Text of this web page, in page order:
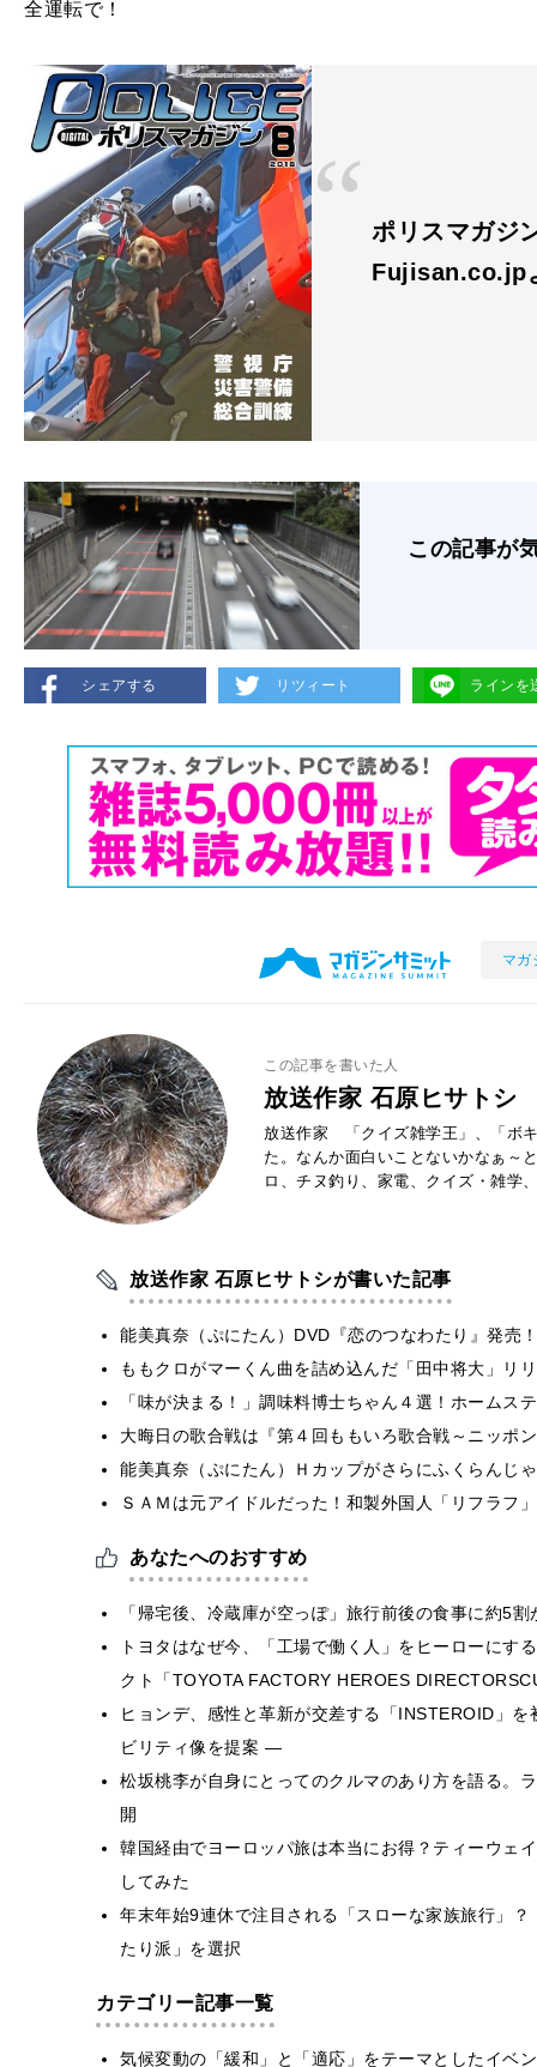
全運転で！
ポリスマガジ
Fujisan.co.jp
この記事が
シェアする リツィート ラインを
マガ
この記事を書いた人
放送作家 石原ヒサトシ
放送作家 「クイズ雑学王」、「ボ
た。なんか面白いことないかなぁ～
ロ、チヌ釣り、家電、クイズ・雑学
放送作家 石原ヒサトシが書いた記事
能美真奈（ぷにたん）DVD『恋のつなわたり』発売
ももクロがマーくん曲を詰め込んだ「田中将大」
「味が決まる！」調味料博士ちゃん４選！ホームス
大晦日の歌合戦は『第４回ももいろ歌合戦～ニッポ
能美真奈（ぷにたん）Ｈカップがさらにふくらんじ
ＳＡＭは元アイドルだった！和製外国人「リフラフ
あなたへのおすすめ
「帰宅後、冷蔵庫が空っぽ」旅行前後の食事に約5
トヨタはなぜ今、「工場で働く人」をヒーローにす
クト「TOYOTA FACTORY HEROES
ヒョンデ、感性と革新が交差する「INSTEROID」
ビリティ像を提案 ―
松坂桃李が自身にとってのクルマのあり方を語る。
開
韓国経由でヨーロッパ旅は本当にお得？ティーウェ
してみた
年末年始9連休で注目される「スローな家族旅行」
たり派」を選択
カテゴリー記事一覧
気候変動の「緩和」と「適応」をテーマとしたイベ